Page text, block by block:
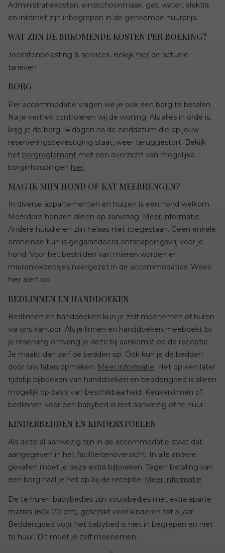
Administratiekosten, eindschoonmaak, gas, water, elektra
en internet zijn inbegrepen in de genoemde huurprijs.
WAT ZIJN DE BIJKOMENDE KOSTEN PER BOEKING?
Toeristenbelasting & services. Bekijk hier de actuele
tarieven
BORG
Per accommodatie vragen we je ook een borg te betalen.
Na je vertrek controleren wij de woning. Als alles in orde is,
krijg je de borg 14 dagen na de einddatum die op jouw
reserveringsbevestiging staat, weer teruggestort. Bekijk
het borgreglement met een overzicht van mogelijke
borginhoudingen hier.
MAG IK MIJN HOND OF KAT MEEBRENGEN?
In diverse appartementen en huizen is een hond welkom.
Meerdere honden alleen op aanvraag. Meer informatie.
Andere huisdieren zijn helaas niet toegestaan. Geen enkele
omheinde tuin is gegarandeerd ontsnappingsvrij voor je
hond. Voor het bestrijden van mieren worden er
mierenlokdoosjes neergezet in de accommodaties. Wees
hier alert op.
BEDLINNEN EN HANDDOEKEN
Bedlinnen en handdoeken kun je zelf meenemen of huren
via ons kantoor. Als je linnen en handdoeken meeboekt bij
je reserving ontvang je deze bij aankomst op de receptie.
Je maakt dan zelf de bedden op. Ook kun je de bedden
door ons laten opmaken. Meer informatie. Het op een later
tijdstip bijboeken van handdoeken en beddengoed is alleen
mogelijk op basis van beschikbaarheid. Keukenlinnen of
bedlinnen voor een babybed is niet aanwezig of te huur.
KINDERBEDDEN EN KINDERSTOELEN
Als deze al aanwezig zijn in de accommodatie staat dat
aangegeven in het faciliteitenoverzicht. In alle andere
gevallen moet je deze extra bijboeken. Tegen betaling van
een borg haal je het op bij de receptie. Meer informatie
De te huren babybedjes zijn vouwbedjes met extra aparte
matras (60x120 cm), geschikt voor kinderen tot 3 jaar.
Beddengoed voor het babybed is niet in begrepen en niet
te huur. Dit moet je zelf meenemen.